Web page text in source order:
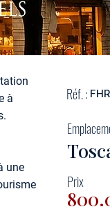
à
une
Réf. :
Prix